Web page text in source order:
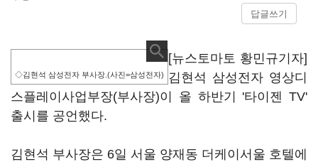
답글쓰기
◇김현석 삼성전자 부사장.(사진=삼성전자)
[뉴스토마토 황민규기자]
김현석 삼성전자 영상디
스플레이사업부장(부사장)이 올 하반기 '타이젠 TV'
출시를 공언했다.
김현석 부사장은 6일 서울 양재동 더케이서울 호텔에